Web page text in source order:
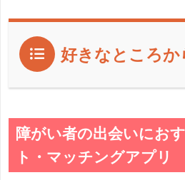
好きなところか
障がい者の出会いにお
ト・マッチングアプリ